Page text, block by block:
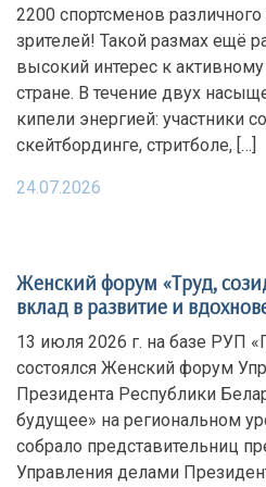
2200 спортсменов
зрителей! Такой размах ещё
высокий интерес к
стране. В течение двух
кипели энергией: участники
скейтбординге, стритболе, […]
24.07.2026
Женский форум «Труд,
вклад в развитие и
13 июля 2026 г. на базе РУП
состоялся Женский форум
Президента Республики
будущее» на региональном
собрало представительниц
Управления делами